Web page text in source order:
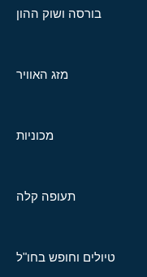
בורסה ושוק ההון
מזג האוויר
מכוניות
תעופה קלה
טיולים וחופש בחו"ל